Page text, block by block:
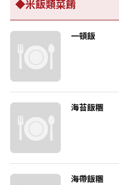
◆米飯類菜餚
一頓飯
海苔飯糰
海帶飯糰